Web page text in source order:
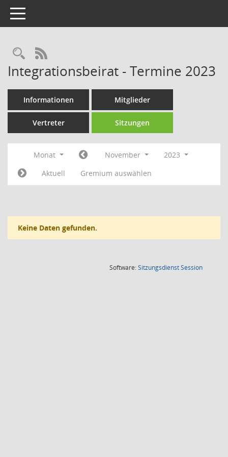
Toggle navigation
Rechercheauswahl
RSS-Feed
Integrationsbeirat - Termine 2023
Informationen Mitglieder
Vertreter Sitzungen
Monat November
2023
Aktuell
Gremium auswählen
Keine Daten gefunden.
Software:SitzungsdienstSession(Wird in